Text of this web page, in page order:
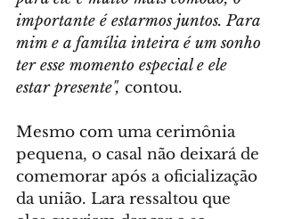
importante é estarmos juntos. Para
mim e a família inteira é um sonho
ter esse momento especial e ele
estar presente", contou.
Mesmo com uma cerimônia
pequena, o casal não deixará de
comemorar após a oficialização
da união. Lara ressaltou que